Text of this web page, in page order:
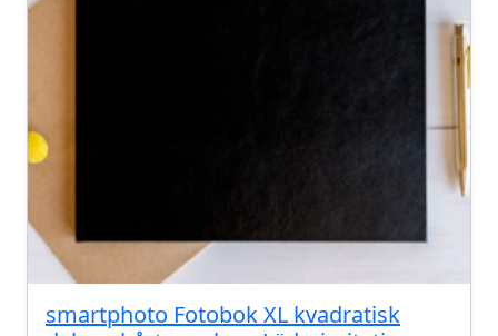
smartphoto Fotobok XL kvadratisk